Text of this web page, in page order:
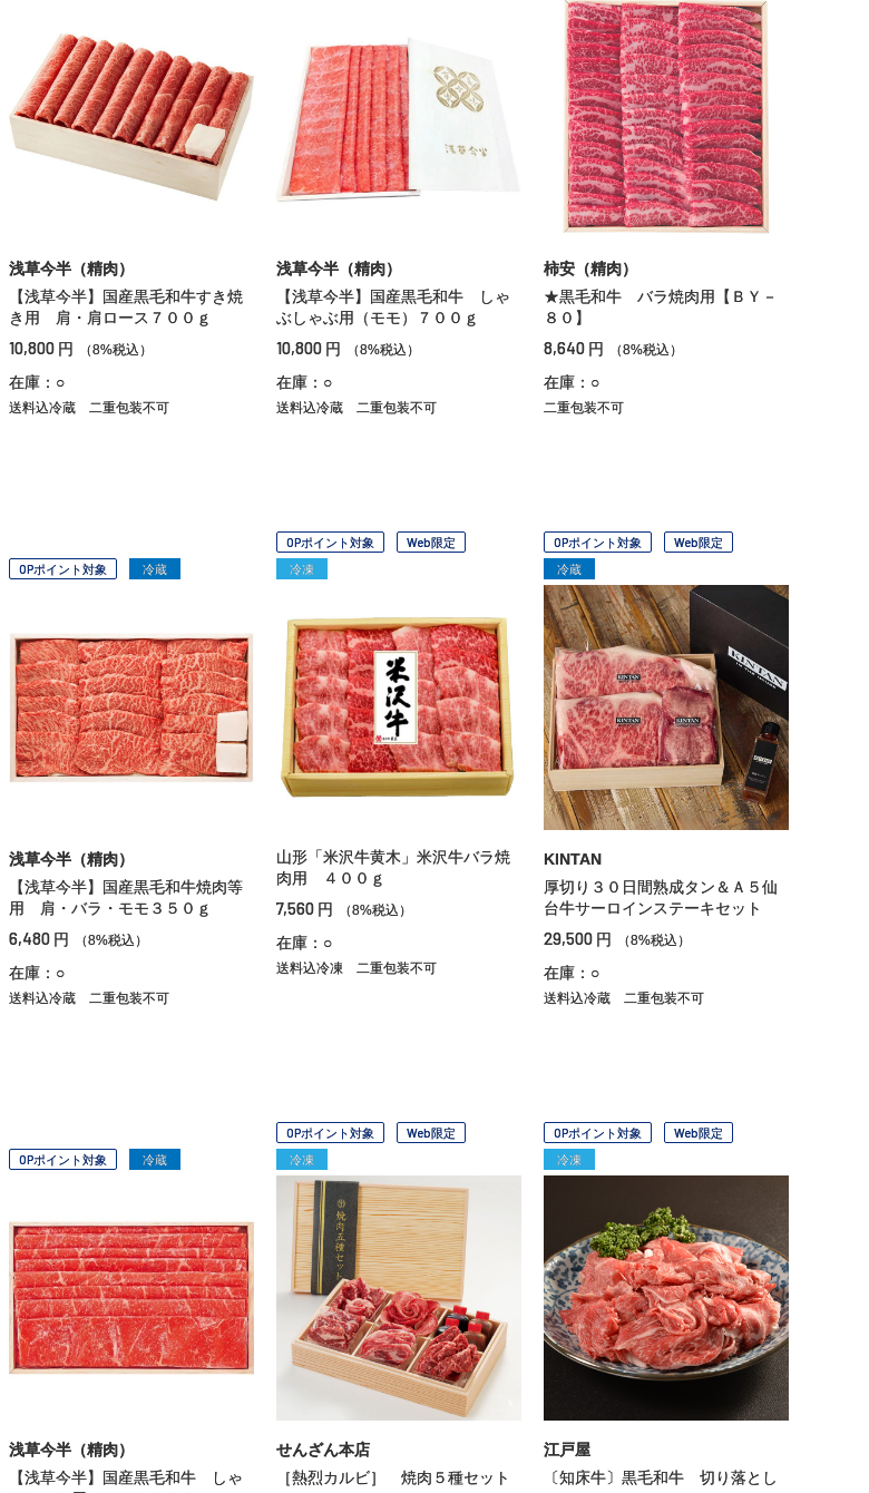
浅草今半（精肉）
【浅草今半】国産黒毛和牛すき焼
き用 肩・肩ロース７００ｇ
10,800 円 （8%税込）
在庫：○
送料込冷蔵 二重包装不可
浅草今半（精肉）
【浅草今半】国産黒毛和牛 しゃ
ぶしゃぶ用（モモ）７００ｇ
10,800 円 （8%税込）
在庫：○
送料込冷蔵 二重包装不可
柿安（精肉）
★黒毛和牛 バラ焼肉用【ＢＹ－
８０】
8,640 円 （8%税込）
在庫：○
二重包装不可
OPポイント対象 冷蔵
浅草今半（精肉）
【浅草今半】国産黒毛和牛焼肉等
用 肩・バラ・モモ３５０ｇ
6,480 円 （8%税込）
在庫：○
送料込冷蔵 二重包装不可
OPポイント対象
Web限定
冷凍
山形「米沢牛黄木」米沢牛バラ焼
肉用 ４００ｇ
7,560 円 （8%税込）
在庫：○
送料込冷凍 二重包装不可
OPポイント対象
Web限定
冷蔵
KINTAN
厚切り３０日間熟成タン＆Ａ５仙
台牛サーロインステーキセット
29,500 円 （8%税込）
在庫：○
送料込冷蔵 二重包装不可
OPポイント対象 冷蔵
浅草今半（精肉）
【浅草今半】国産黒毛和牛 しゃ
OPポイント対象
Web限定
冷凍
せんざん本店
［熱烈カルビ］ 焼肉５種セット
OPポイント対象
Web限定
冷凍
江戸屋
〔知床牛〕黒毛和牛 切り落とし